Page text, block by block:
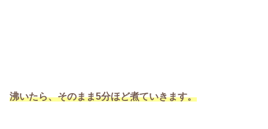
沸いたら、そのまま5分ほど煮ていきます。